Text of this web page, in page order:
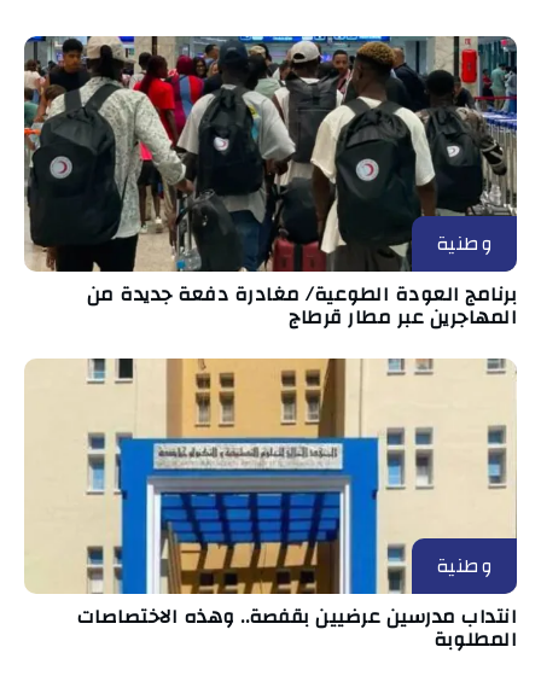
وطنية
برنامج العودة الطوعية/ مغادرة دفعة جديدة من
المهاجرين عبر مطار قرطاج
وطنية
انتداب مدرسين عرضيين بقفصة.. وهذه الاختصاصات
المطلوبة